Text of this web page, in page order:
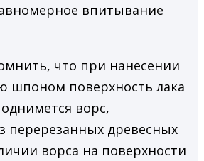
впитывание
что при нанесении
шпоном поверхность лака
ворс,
перерезанных древесных
ворса на поверхности